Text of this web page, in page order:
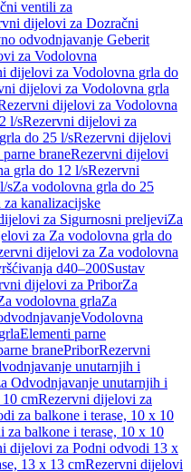
ventili za
dijelovi za Dozračni
odvodnjavanje Geberit
za Vodolovna
dijelovi za Vodolovna grla do
dijelovi za Vodolovna grla
dijelovi za Vodolovna
l/sRezervni dijelovi za
do 25 l/sRezervni dijelovi
braneRezervni dijelovi
grla do 12 l/sRezervni
sZa vodolovna grla do 25
za kanalizacijske
za Sigurnosni preljeviZa
za Za vodolovna grla do
dijelovi za Za vodolovna
d40–200Sustav
dijelovi za PriborZa
vodolovna grlaZa
Vodolovna
Elementi parne
branePriborRezervni
unutarnjih i
Odvodnjavanje unutarnjih i
cmRezervni dijelovi za
za balkone i terase, 10 x 10
balkone i terase, 10 x 10
dijelovi za Podni odvodi 13 x
13 x 13 cmRezervni dijelovi